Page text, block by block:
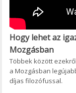
Hogy lehet az
Mozgásban
Többek között
a Mozgásban
díjas filozófussal.